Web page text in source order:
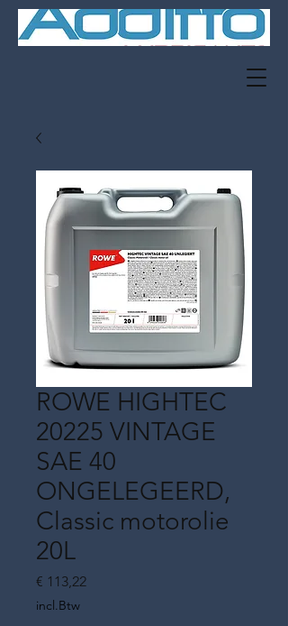
ROWE HIGHTEC
20225 VINTAGE
SAE 40
ONGELEGEERD,
Classic motorolie
20L
€ 113,22Prijs
incl.Btw